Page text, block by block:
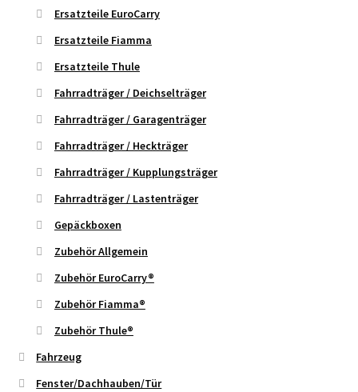
Ersatzteile EuroCarry
Ersatzteile Fiamma
Ersatzteile Thule
Fahrradträger / Deichselträger
Fahrradträger / Garagenträger
Fahrradträger / Heckträger
Fahrradträger / Kupplungsträger
Fahrradträger / Lastenträger
Gepäckboxen
Zubehör Allgemein
Zubehör EuroCarry®
Zubehör Fiamma®
Zubehör Thule®
Fahrzeug
Fenster/Dachhauben/Tür